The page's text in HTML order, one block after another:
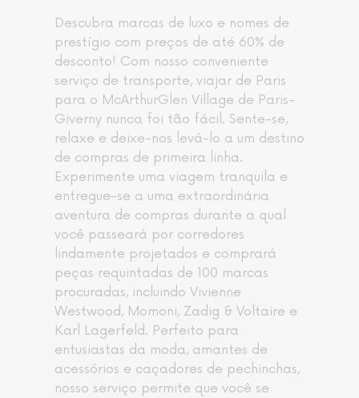
Descubra marcas de luxo e nomes de
prestígio com preços de até 60% de
desconto! Com nosso conveniente
serviço de transporte, viajar de Paris
para o McArthurGlen Village de Paris-
Giverny nunca foi tão fácil. Sente-se,
relaxe e deixe-nos levá-lo a um destino
de compras de primeira linha.
Experimente uma viagem tranquila e
entregue-se a uma extraordinária
aventura de compras durante a qual
você passeará por corredores
lindamente projetados e comprará
peças requintadas de 100 marcas
procuradas, incluindo Vivienne
Westwood, Momoni, Zadig & Voltaire e
Karl Lagerfeld. Perfeito para
entusiastas da moda, amantes de
acessórios e caçadores de pechinchas,
nosso serviço permite que você se